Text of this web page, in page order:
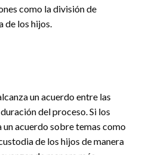
como la división de
de los hijos.
un acuerdo entre las
del proceso. Si los
un acuerdo sobre temas como
de los hijos de manera